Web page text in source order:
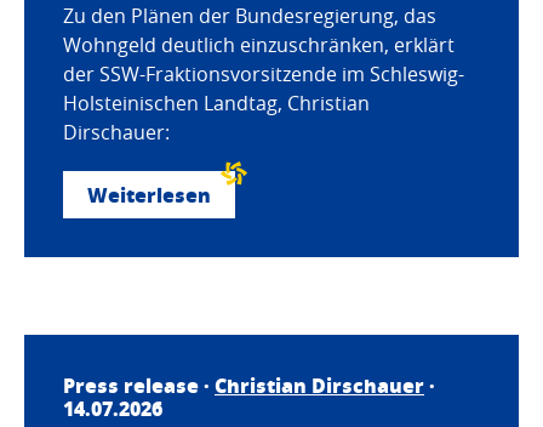
Zu den Plänen der Bundesregierung, das
Wohngeld deutlich einzuschränken, erklärt
der SSW-Fraktionsvorsitzende im Schleswig-
Holsteinischen Landtag, Christian
Dirschauer:
Weiterlesen
Press release · Christian Dirschauer·
14.07.2026